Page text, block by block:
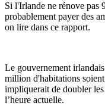
Si l'Irlande ne rénove pas
probablement payer des
on lire dans ce rapport.
Le gouvernement
million d'habitations
impliquerait de doubler
l’heure actuelle.